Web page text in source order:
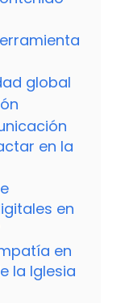
global
en la
en
en
la Iglesia